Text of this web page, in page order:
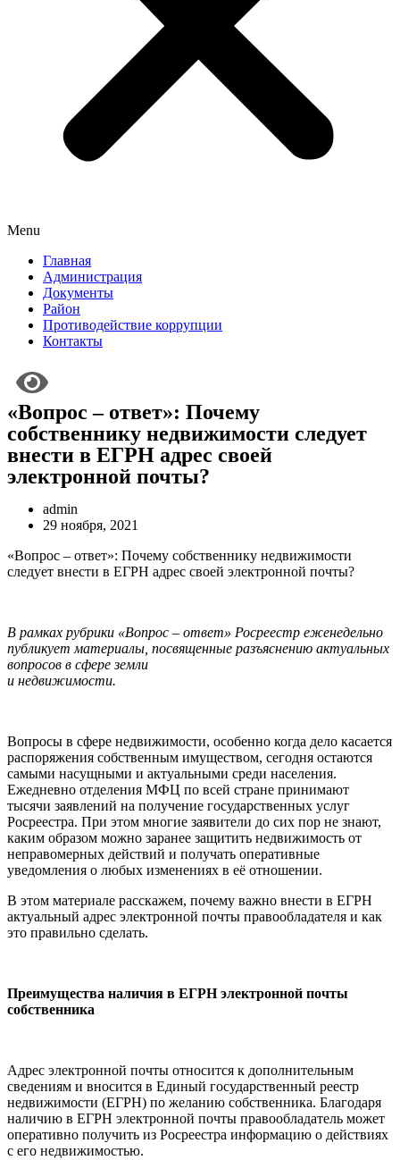
Menu
Главная
Администрация
Документы
Район
Противодействие коррупции
Контакты
«Вопрос – ответ»: Почему
собственнику недвижимости следует
внести в ЕГРН адрес своей
электронной почты?
admin
29 ноября, 2021
«Вопрос – ответ»: Почему собственнику недвижимости
следует внести в ЕГРН адрес своей электронной почты?
В рамках рубрики «Вопрос – ответ» Росреестр еженедельно
публикует материалы, посвященные разъяснению актуальных
вопросов в сфере земли
и недвижимости.
Вопросы в сфере недвижимости, особенно когда дело касается
распоряжения собственным имуществом, сегодня остаются
самыми насущными и актуальными среди населения.
Ежедневно отделения МФЦ по всей стране принимают
тысячи заявлений на получение государственных услуг
Росреестра. При этом многие заявители до сих пор не знают,
каким образом можно заранее защитить недвижимость от
неправомерных действий и получать оперативные
уведомления о любых изменениях в её отношении.
В этом материале расскажем, почему важно внести в ЕГРН
актуальный адрес электронной почты правообладателя и как
это правильно сделать.
Преимущества наличия в ЕГРН электронной почты
собственника
Адрес электронной почты относится к дополнительным
сведениям и вносится в Единый государственный реестр
недвижимости (ЕГРН) по желанию собственника. Благодаря
наличию в ЕГРН электронной почты правообладатель может
оперативно получить из Росреестра информацию о действиях
с его недвижимостью.